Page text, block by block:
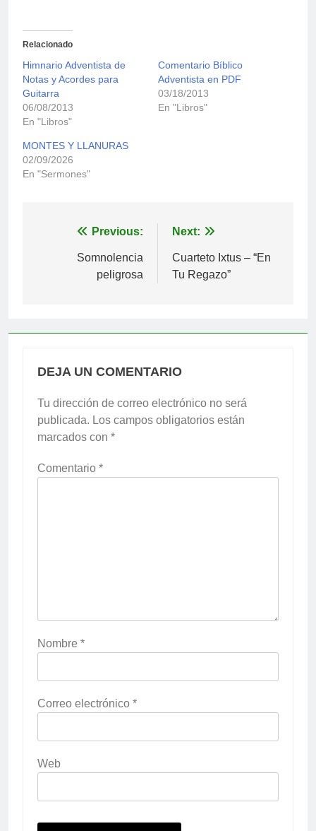
Relacionado
Himnario Adventista de
Notas y Acordes para
Guitarra
06/08/2013
En "Libros"
Comentario Bíblico
Adventista en PDF
03/18/2013
En "Libros"
MONTES Y LLANURAS
02/09/2026
En "Sermones"
Navegación
entradas
Previous:
Somnolencia
peligrosa
Next:
Cuarteto Ixtus – “En
Tu Regazo”
DEJA UN COMENTARIO
Tu dirección de correo electrónico no será
publicada. Los campos obligatorios están
marcados con *
Comentario *
Nombre *
Correo electrónico *
Web